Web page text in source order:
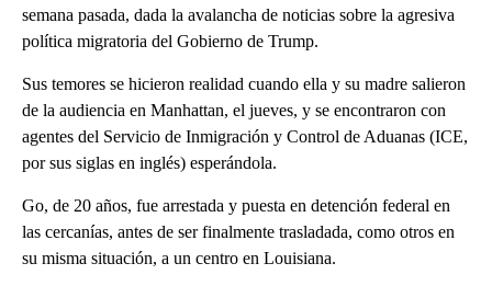
semana pasada, dada la avalancha de noticias sobre la agresiva
política migratoria del Gobierno de Trump.
Sus temores se hicieron realidad cuando ella y su madre salieron
de la audiencia en Manhattan, el jueves, y se encontraron con
agentes del Servicio de Inmigración y Control de Aduanas (ICE,
por sus siglas en inglés) esperándola.
Go, de 20 años, fue arrestada y puesta en detención federal en
las cercanías, antes de ser finalmente trasladada, como otros en
su misma situación, a un centro en Louisiana.